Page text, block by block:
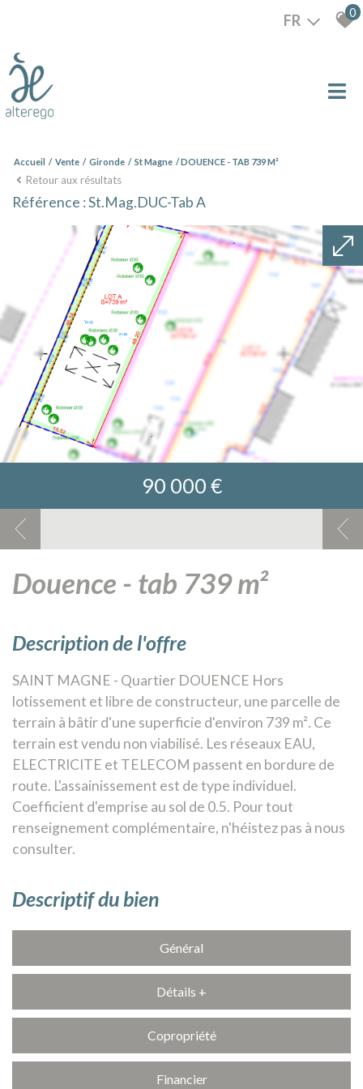
FR 0
Accueil Vente Gironde St Magne DOUENCE - TAB 739 M²
Retour aux résultats
Référence : St.Mag.DUC-Tab A
90 000 €
douence - tab 739 m²
description de l'offre
SAINT MAGNE - Quartier DOUENCE Hors
lotissement et libre de constructeur, une parcelle de
terrain à bâtir d'une superficie d'environ 739 m². Ce
terrain est vendu non viabilisé. Les réseaux EAU,
ELECTRICITE et TELECOM passent en bordure de
route. L'assainissement est de type individuel.
Coefficient d'emprise au sol de 0.5. Pour tout
renseignement complémentaire, n'héistez pas à nous
consulter.
descriptif du bien
Général
Détails +
Copropriété
Financier